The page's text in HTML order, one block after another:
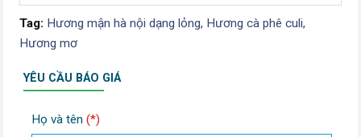
Tag: Hương mận hà nội dạng lỏng, Hương cà phê culi,
Hương mơ
YÊU CẦU BÁO GIÁ
Họ và tên (*)